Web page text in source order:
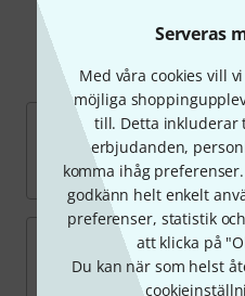
Serveras
Med våra cookies vill
möjliga
till. Detta inkluderar
erbjudanden,
komma ihåg
godkänn helt enkelt
preferenser, statistik
att klicka på
Du kan när som helst